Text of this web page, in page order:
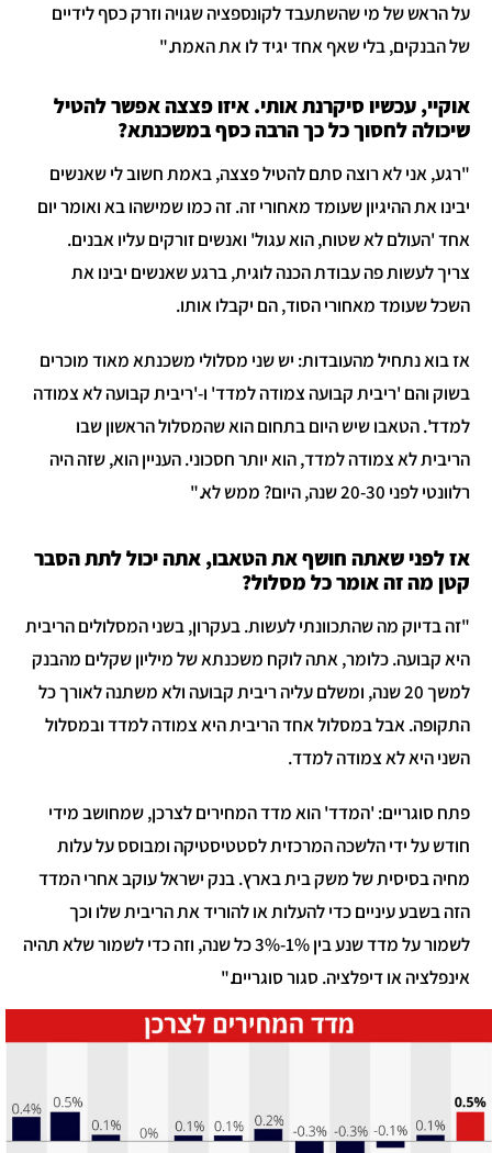
על הראש של מי שהשתעבד לקונספציה שגויה וזרק כסף לידיים
של הבנקים, בלי שאף אחד יגיד לו את האמת."
אוקיי, עכשיו סיקרנת אותי. איזו פצצה אפשר להטיל
שיכולה לחסוך כל כך הרבה כסף במשכנתא?
"רגע, אני לא רוצה סתם להטיל פצצה, באמת חשוב לי שאנשים
יבינו את ההיגיון שעומד מאחורי זה. זה כמו שמישהו בא ואומר יום
אחד 'העולם לא שטוח, הוא עגול' ואנשים זורקים עליו אבנים.
צריך לעשות פה עבודת הכנה לוגית, ברגע שאנשים יבינו את
השכל שעומד מאחורי הסוד, הם יקבלו אותו.
אז בוא נתחיל מהעובדות: יש שני מסלולי משכנתא מאוד מוכרים
בשוק והם 'ריבית קבועה צמודה למדד' ו-'ריבית קבועה לא צמודה
למדד'. הטאבו שיש היום בתחום הוא שהמסלול הראשון שבו
הריבית לא צמודה למדד, הוא יותר חסכוני. העניין הוא, שזה היה
רלוונטי לפני 20-30 שנה, היום? ממש לא."
אז לפני שאתה חושף את הטאבו, אתה יכול לתת הסבר
קטן מה זה אומר כל מסלול?
"זה בדיוק מה שהתכוונתי לעשות. בעקרון, בשני המסלולים הריבית
היא קבועה. כלומר, אתה לוקח משכנתא של מיליון שקלים מהבנק
למשך 20 שנה, ומשלם עליה ריבית קבועה ולא משתנה לאורך כל
התקופה. אבל במסלול אחד הריבית היא צמודה למדד ובמסלול
השני היא לא צמודה למדד.
פתח סוגריים: 'המדד' הוא מדד המחירים לצרכן, שמחושב מידי
חודש על ידי הלשכה המרכזית לסטטיסטיקה ומבוסס על עלות
מחיה בסיסית של משק בית בארץ. בנק ישראל עוקב אחרי המדד
הזה בשבע עיניים כדי להעלות או להוריד את הריבית שלו וכך
לשמור על מדד שנע בין 1%-3% כל שנה, וזה כדי לשמור שלא תהיה
אינפלציה או דיפלציה. סגור סוגריים."